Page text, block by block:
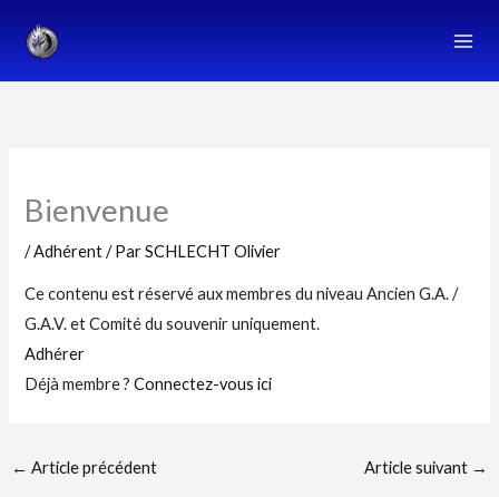
Bienvenue
/Adhérent/ ParSCHLECHT Olivier
Ce contenu est réservé aux membres du niveau Ancien G.A. /
G.A.V. et Comité du souvenir uniquement.
Adhérer
Déjà membre ?Connectez-vous ici
← Article précédent Article suivant →